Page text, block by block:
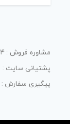
مشاوره فروش : 09353027584
پشتیانی سایت : 09353027585
پیگیری سفارش : 09353027586 (